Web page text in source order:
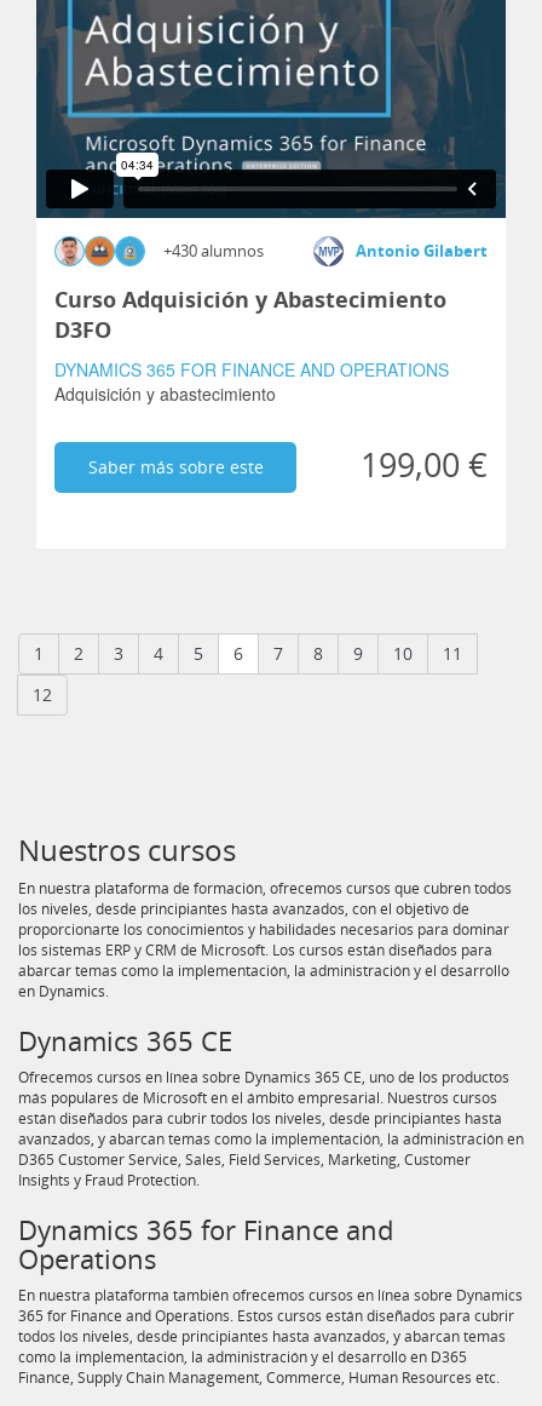
+430 alumnos Antonio Gilabert
Curso Adquisición y Abastecimiento
D3FO
DYNAMICS 365 FOR FINANCE AND OPERATIONS
Adquisición y abastecimiento
Saber más sobre este 199,00 €
1 2 3 4 5 6 7 8 9 10
11
12
Nuestros cursos
En nuestra plataforma de formación, ofrecemos cursos que cubren todos
los niveles, desde principiantes hasta avanzados, con el objetivo de
proporcionarte los conocimientos y habilidades necesarios para dominar
los sistemas ERP y CRM de Microsoft. Los cursos están diseñados para
abarcar temas como la implementación, la administración y el desarrollo
en Dynamics.
Dynamics 365 CE
Ofrecemos cursos en línea sobre Dynamics 365 CE, uno de los productos
más populares de Microsoft en el ámbito empresarial. Nuestros cursos
están diseñados para cubrir todos los niveles, desde principiantes hasta
avanzados, y abarcan temas como la implementación, la administración en
D365 Customer Service, Sales, Field Services, Marketing, Customer
Insights y Fraud Protection.
Dynamics 365 for Finance and
Operations
En nuestra plataforma también ofrecemos cursos en línea sobre Dynamics
365 for Finance and Operations. Estos cursos están diseñados para cubrir
todos los niveles, desde principiantes hasta avanzados, y abarcan temas
como la implementación, la administración y el desarrollo en D365
Finance, Supply Chain Management, Commerce, Human Resources etc.